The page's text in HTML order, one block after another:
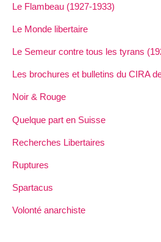
Le Flambeau (1927-1933)
Le Monde libertaire
Le Semeur contre tous les tyrans
Les brochures et bulletins du CIRA
Noir & Rouge
Quelque part en Suisse
Recherches Libertaires
Ruptures
Spartacus
Volonté anarchiste